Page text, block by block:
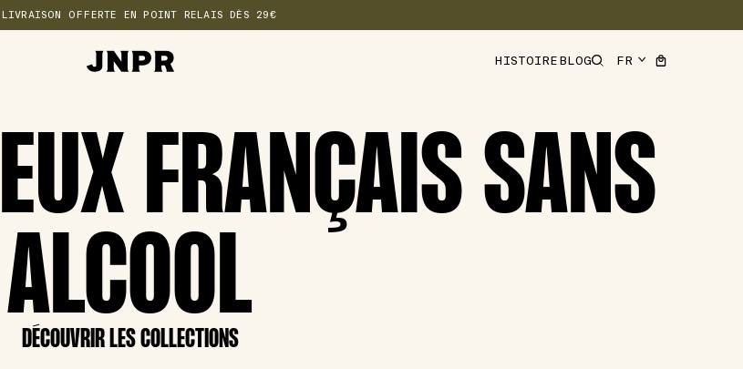
OFFERTE EN POINT RELAIS DÈS 29€
HISTOIREBLOG
FRANÇAIS SANS
ALCOOL
DÉCOUVRIR LES COLLECTIONS